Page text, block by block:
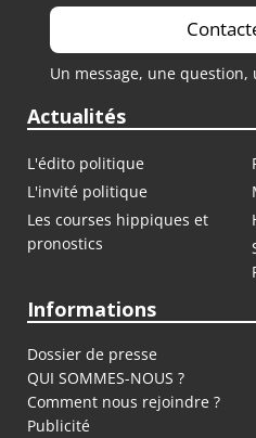
Un message, une
Actualités
L'édito politique
L'invité politique
Les courses hippiques et
pronostics
Informations
Dossier de presse
QUI SOMMES-NOUS ?
Comment nous rejoindre ?
Publicité